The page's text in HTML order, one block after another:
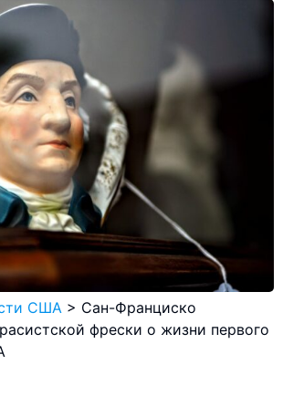
США > Сан-Франциско
фрески о жизни первого